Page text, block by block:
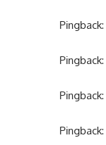
Pingback:
Pingback:
Pingback:
Pingback: